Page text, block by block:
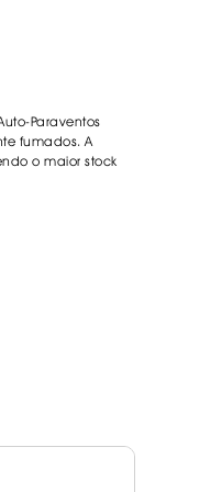
Paraventos
fumados. A
o maior stock